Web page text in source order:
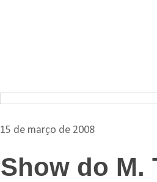
15 de março de 2008
Show do M.